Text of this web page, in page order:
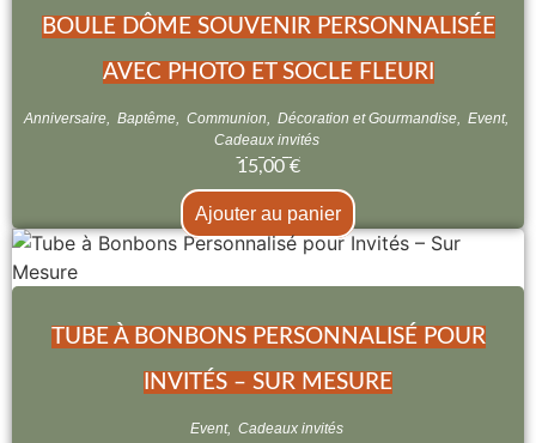
BOULE DÔME SOUVENIR PERSONNALISÉE
AVEC PHOTO ET SOCLE FLEURI
Anniversaire, Baptême, Communion, Décoration et Gourmandise, Event,
Cadeaux invités
15,00 €
Ajouter au panier
TUBE À BONBONS PERSONNALISÉ POUR
INVITÉS – SUR MESURE
Event, Cadeaux invités